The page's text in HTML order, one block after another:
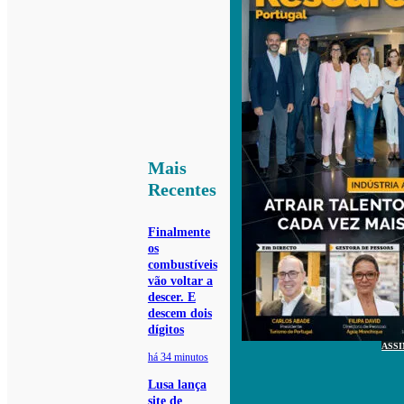
Mais
Recentes
Finalmente
os
combustíveis
vão voltar a
descer. E
descem dois
dígitos
há 34 minutos
Lusa lança
site de